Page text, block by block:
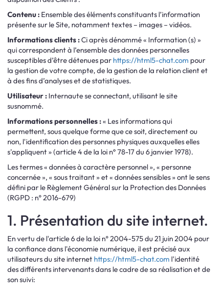
Contenu : Ensemble des éléments constituants l’information
présente sur le Site, notamment textes – images – vidéos.
Informations clients :Ci après dénommé « Information (s) »
qui correspondent à l’ensemble des données personnelles
susceptibles d’être détenues par https://html5-chat.com pour
la gestion de votre compte, de la gestion de la relation client et
à des fins d’analyses et de statistiques.
Utilisateur : Internaute se connectant, utilisant le site
susnommé.
Informations personnelles :« Les informations qui
permettent, sous quelque forme que ce soit, directement ou
non, l'identification des personnes physiques auxquelles elles
s'appliquent » (article 4 de la loi n° 78-17 du 6 janvier 1978).
Les termes « données à caractère personnel », « personne
concernée », « sous traitant » et « données sensibles » ont le sens
défini par le Règlement Général sur la Protection des Données
(RGPD : n° 2016-679)
1. Présentation du site internet.
En vertu de l'article 6 de la loi n° 2004-575 du 21 juin 2004 pour
la confiance dans l'économie numérique, il est précisé aux
utilisateurs du site internet https://html5-chat.com l'identité
des différents intervenants dans le cadre de sa réalisation et de
son suivi: